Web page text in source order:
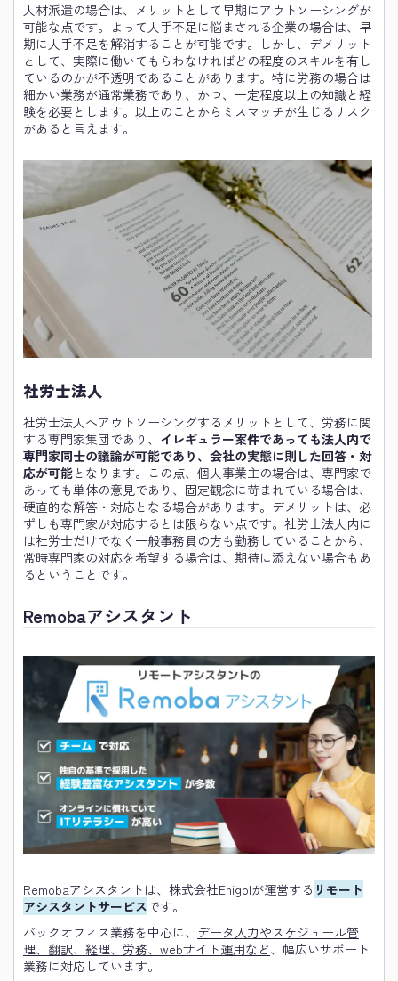
人材派遣の場合は、メリットとして早期にアウトソーシングが
可能な点です。よって人手不足に悩まされる企業の場合は、早
期に人手不足を解消することが可能です。しかし、デメリット
として、実際に働いてもらわなければどの程度のスキルを有し
ているのかが不透明であることがあります。特に労務の場合は
細かい業務が通常業務であり、かつ、一定程度以上の知識と経
験を必要とします。以上のことからミスマッチが生じるリスク
があると言えます。
社労士法人
社労士法人へアウトソーシングするメリットとして、労務に関
する専門家集団であり、 イレギュラー案件であっても法人内で
専門家同士の議論が可能であり、会社の実態に則した回答・対
応が可能となります。この点、個人事業主の場合は、専門家で
あっても単体の意見であり、固定観念に苛まれている場合は、
硬直的な解答・対応となる場合があります。デメリットは、必
ずしも専門家が対応するとは限らない点です。社労士法人内に
は社労士だけでなく一般事務員の方も勤務していることから、
常時専門家の対応を希望する場合は、期待に添えない場合もあ
るということです。
Remobaアシスタント
Remobaアシスタントは、株式会社Enigolが運営する リモート
アシスタントサービスです。
バックオフィス業務を中心に、 データ入力やスケジュール管
理、翻訳、経理、労務、webサイト運用など、幅広いサポート
業務に対応しています。